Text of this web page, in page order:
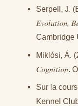
Serpell, J.
Evolution,
Cambridge
Miklósi, Á.
Cognition .
Sur la
Kennel